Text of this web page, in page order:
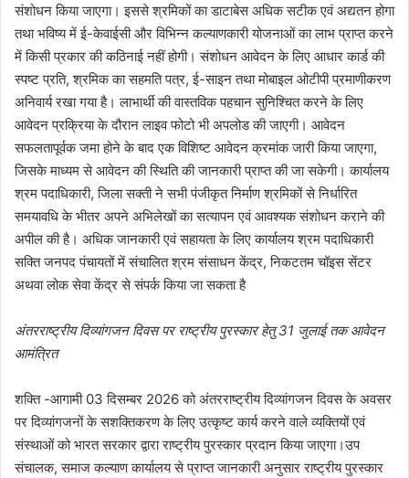
संशोधन किया जाएगा। इससे श्रमिकों का डाटाबेस अधिक सटीक एवं अद्यतन होगा
तथा भविष्य में ई-केवाईसी और विभिन्न कल्याणकारी योजनाओं का लाभ प्राप्त करने
में किसी प्रकार की कठिनाई नहीं होगी। संशोधन आवेदन के लिए आधार कार्ड की
स्पष्ट प्रति, श्रमिक का सहमति पत्र, ई-साइन तथा मोबाइल ओटीपी प्रमाणीकरण
अनिवार्य रखा गया है। लाभार्थी की वास्तविक पहचान सुनिश्चित करने के लिए
आवेदन प्रक्रिया के दौरान लाइव फोटो भी अपलोड की जाएगी। आवेदन
सफलतापूर्वक जमा होने के बाद एक विशिष्ट आवेदन क्रमांक जारी किया जाएगा,
जिसके माध्यम से आवेदन की स्थिति की जानकारी प्राप्त की जा सकेगी। कार्यालय
श्रम पदाधिकारी, जिला सक्ती ने सभी पंजीकृत निर्माण श्रमिकों से निर्धारित
समयावधि के भीतर अपने अभिलेखों का सत्यापन एवं आवश्यक संशोधन कराने की
अपील की है। अधिक जानकारी एवं सहायता के लिए कार्यालय श्रम पदाधिकारी
सक्ति जनपद पंचायतों में संचालित श्रम संसाधन केंद्र, निकटतम चॉइस सेंटर
अथवा लोक सेवा केंद्र से संपर्क किया जा सकता है
अंतरराष्ट्रीय दिव्यांगजन दिवस पर राष्ट्रीय पुरस्कार हेतु 31 जुलाई तक आवेदन
आमंत्रित
शक्ति -आगामी 03 दिसम्बर 2026 को अंतरराष्ट्रीय दिव्यांगजन दिवस के अवसर
पर दिव्यांगजनों के सशक्तिकरण के लिए उत्कृष्ट कार्य करने वाले व्यक्तियों एवं
संस्थाओं को भारत सरकार द्वारा राष्ट्रीय पुरस्कार प्रदान किया जाएगा।उप
संचालक, समाज कल्याण कार्यालय से प्राप्त जानकारी अनुसार राष्ट्रीय पुरस्कार